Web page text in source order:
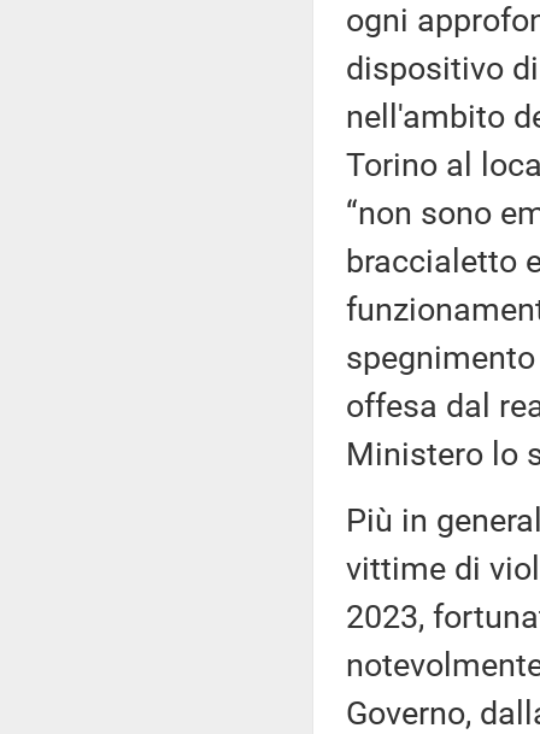
ogni
dispositivo
nell'ambito
Torino al
“non sono
braccialetto
offesa dal
Ministero lo
Più in
vittime di
2023,
Governo,